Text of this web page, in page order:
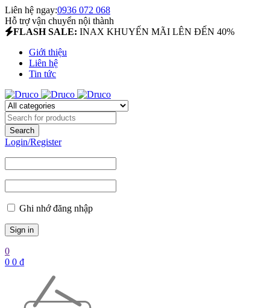
Liên hệ ngay:0936 072 068
Hỗ trợ vận chuyển nội thành
FLASH SALE: INAX KHUYẾN MÃI LÊN ĐẾN 40%
Giới thiệu
Liên hệ
Tin tức
Login/Register
Ghi nhớ đăng nhập
0
0 0 ₫